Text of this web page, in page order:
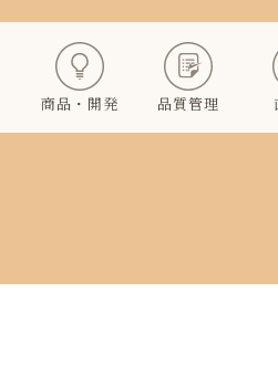
商品・開発 品質管理